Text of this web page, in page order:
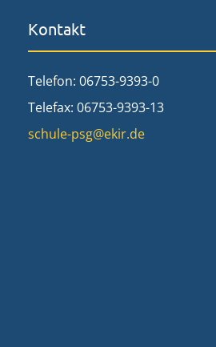
Kontakt
Telefon: 06753-9393-0
Telefax: 06753-9393-13
schule-psg@ekir.de